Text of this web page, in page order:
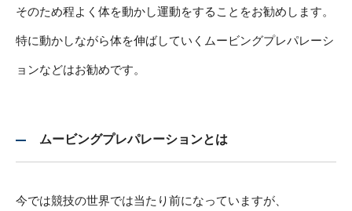
そのため程よく体を動かし運動をすることをお勧めします。
特に動かしながら体を伸ばしていくムービングプレパレーシ
ョンなどはお勧めです。
ムービングプレパレーションとは
今では競技の世界では当たり前になっていますが、